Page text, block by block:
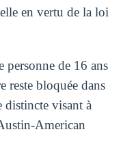
en vertu de la loi
personne de 16 ans
reste bloquée dans
distincte visant à
American